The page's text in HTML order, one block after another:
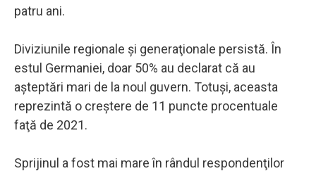
patru ani.
Diviziunile regionale şi generaţionale persistă. În
estul Germaniei, doar 50% au declarat că au
aşteptări mari de la noul guvern. Totuşi, aceasta
reprezintă o creştere de 11 puncte procentuale
faţă de 2021.
Sprijinul a fost mai mare în rândul respondenţilor